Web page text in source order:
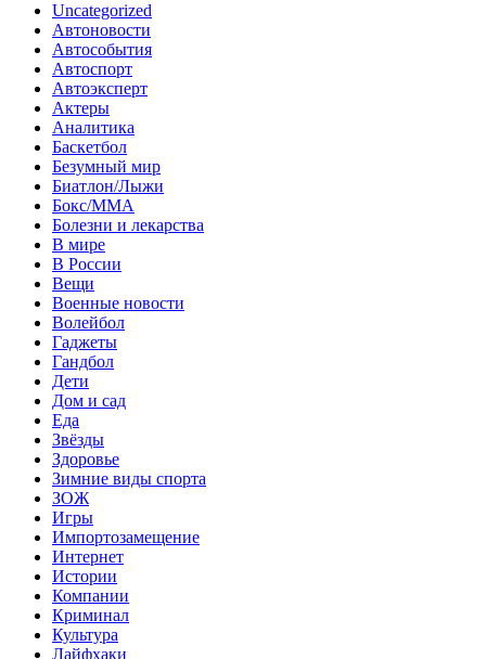
Uncategorized
Автоновости
Автособытия
Автоспорт
Автоэксперт
Актеры
Аналитика
Баскетбол
Безумный мир
Биатлон/Лыжи
Бокс/MMA
Болезни и лекарства
В мире
В России
Вещи
Военные новости
Волейбол
Гаджеты
Гандбол
Дети
Дом и сад
Еда
Звёзды
Здоровье
Зимние виды спорта
ЗОЖ
Игры
Импортозамещение
Интернет
Истории
Компании
Криминал
Культура
Лайфхаки